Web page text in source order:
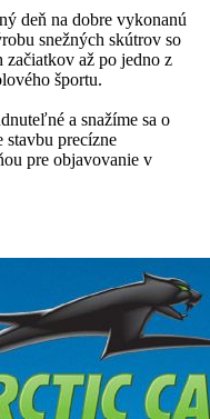
deň na dobre vykonanú
snežných skútrov so
až po jedno z
športu.
a snažíme sa o
stavbu precízne
pre objavovanie v